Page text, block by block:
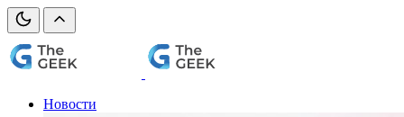
Новости